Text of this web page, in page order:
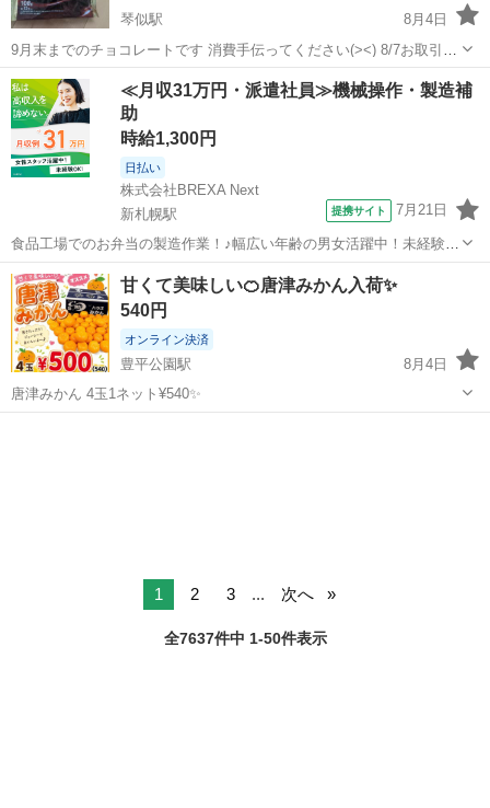
琴似駅
8月4日
9月末までのチョコレートです 消費手伝ってください(><) 8/7お取引で
きる方優先でお取引させていただきます🙇‍♀️ ・神戸ショコラ 芳醇カカ
オ 2026.09 1袋200円 9袋あります 地下鉄琴似駅付近...
北海道 琴似駅 食品 チョコレート
≪月収31万円・派遣社員≫機械操作・製造補
助
時給1,300円
日払い
株式会社BREXA Next
新札幌駅
提携サイト 7月21日
食品工場でのお弁当の製造作業！♪幅広い年齢の男女活躍中！未経験活
躍中♪日払い制度あり◎働きやすい空調完備♪車・バイク・自転車通勤
可！安心の社会保険完備！駅から無料送迎あり◎《北海道札幌市厚別
区》 人気の工場のお仕事 【お弁...
北海道 札幌市 新札幌駅 その他
甘くて美味しい🍊唐津みかん入荷✨
540円
オンライン決済
豊平公園駅
8月4日
唐津みかん 4玉1ネット¥540✨
1 2 3 ... 次へ
全7637件中 1-50件表示